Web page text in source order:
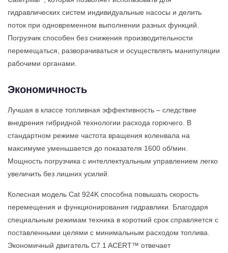
гидравлических систем индивидуальные насосы и делить
поток при одновременном выполнении разных функций.
Погрузчик способен без снижения производительности
перемещаться, разворачиваться и осуществлять манипуляции
рабочими органами.
Экономичность
Лучшая в классе топливная эффективность – следствие
внедрения гибридной технологии расхода горючего. В
стандартном режиме частота вращения коленвала на
максимуме уменьшается до показателя 1600 об/мин.
Мощность погрузчика с интеллектуальным управлением легко
увеличить без лишних усилий.
Колесная модель Cat 924K способна повышать скорость
перемещения и функционирования гидравлики. Благодаря
специальным режимам техника в короткий срок справляется с
поставленными целями с минимальным расходом топлива.
Экономичный двигатель C7.1 ACERT™ отвечает